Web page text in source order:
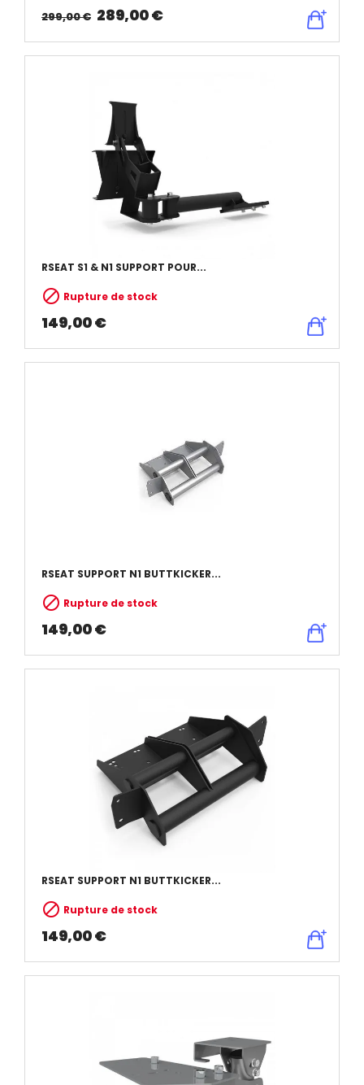
299,00 € 289,00 €
RSEAT S1 & N1 SUPPORT POUR...
 Rupture de stock
149,00 €
RSEAT SUPPORT N1 BUTTKICKER...
 Rupture de stock
149,00 €
RSEAT SUPPORT N1 BUTTKICKER...
 Rupture de stock
149,00 €